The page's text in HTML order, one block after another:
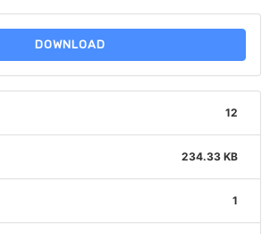
DOWNLOAD
12
234.33 KB
1